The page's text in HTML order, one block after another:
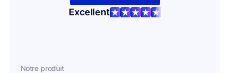
Excellent
Notre produit